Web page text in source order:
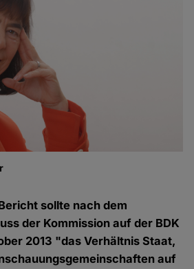
sollte nach dem
der Kommission auf der BDK
2013 "das Verhältnis Staat,
auf